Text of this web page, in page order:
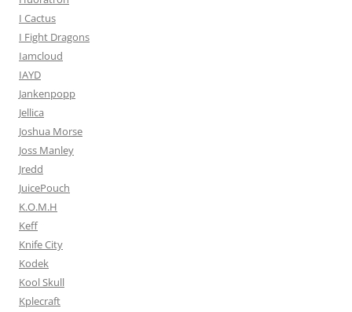
I Cactus
I Fight Dragons
Iamcloud
IAYD
Jankenpopp
Jellica
Joshua Morse
Joss Manley
Jredd
JuicePouch
K.O.M.H
Keff
Knife City
Kodek
Kool Skull
Kplecraft